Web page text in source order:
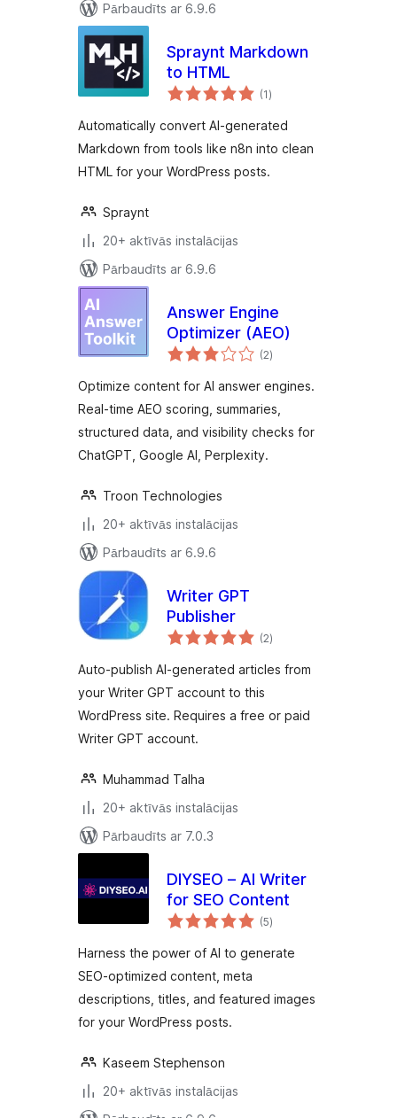
Pārbaudīts ar 6.9.6
Spraynt Markdown
to HTML
(1vērtējumu
kopsumma
)
Automatically convert AI-generated
Markdown from tools like n8n into clean
HTML for your WordPress posts.
Spraynt
20+ aktīvās instalācijas
Pārbaudīts ar 6.9.6
Answer Engine
Optimizer (AEO)
(2vērtējumu
kopsumma
)
Optimize content for AI answer engines.
Real-time AEO scoring, summaries,
structured data, and visibility checks for
ChatGPT, Google AI, Perplexity.
Troon Technologies
20+ aktīvās instalācijas
Pārbaudīts ar 6.9.6
Writer GPT
Publisher
(2vērtējumu
kopsumma
)
Auto-publish AI-generated articles from
your Writer GPT account to this
WordPress site. Requires a free or paid
Writer GPT account.
Muhammad Talha
20+ aktīvās instalācijas
Pārbaudīts ar 7.0.3
DIYSEO – AI Writer
for SEO Content
(5vērtējumu
kopsumma
)
Harness the power of AI to generate
SEO-optimized content, meta
descriptions, titles, and featured images
for your WordPress posts.
Kaseem Stephenson
20+ aktīvās instalācijas